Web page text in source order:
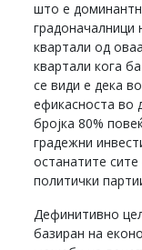
што е
квартали од
квартали кога
се види е дека
ефикасноста во
бројка 80%
градежни
останатите
политички
Дефинитивно
базиран на